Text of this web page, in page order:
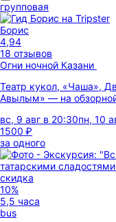
групповая
Борис
4,94
18 отзывов
Огни ночной Казани
Театр кукол, «Чаша»,
Авылым» — на
вс, 9 авг в 20:30пн, 10
1500 ₽
за одного
скидка
10%
5,5 часа
bus